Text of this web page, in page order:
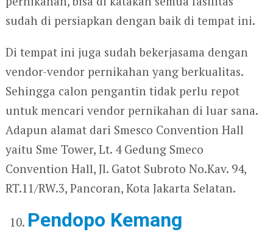
sudah di persiapkan dengan baik di tempat ini.
Di tempat ini juga sudah bekerjasama dengan
vendor-vendor pernikahan yang berkualitas.
Sehingga calon pengantin tidak perlu repot
untuk mencari vendor pernikahan di luar sana.
Adapun alamat dari Smesco Convention Hall
yaitu Sme Tower, Lt. 4 Gedung Smeco
Convention Hall, Jl. Gatot Subroto No.Kav. 94,
RT.11/RW.3, Pancoran, Kota Jakarta Selatan.
Pendopo Kemang